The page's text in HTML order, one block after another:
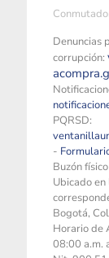
Denuncias
corrupción:
PQRSD:
-
Buzón físico
Ubicado
Bogotá,
Horario de
08:00 a.m.